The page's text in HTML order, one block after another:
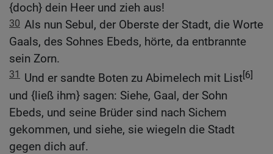
{doch} dein Heer und zieh aus!
30 Als nun Sebul, der Oberste der Stadt, die Worte
Gaals, des Sohnes Ebeds, hörte, da entbrannte
sein Zorn.
31 Und er sandte Boten zu Abimelech mit List[6]
und {ließ ihm} sagen: Siehe, Gaal, der Sohn
Ebeds, und seine Brüder sind nach Sichem
gekommen, und siehe, sie wiegeln die Stadt
gegen dich auf.